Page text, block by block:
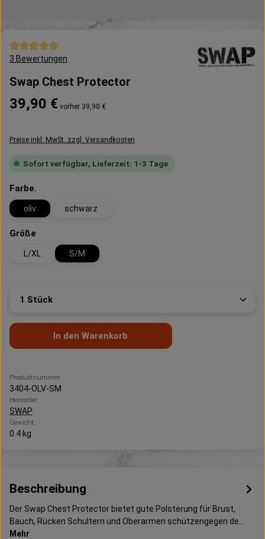
Durchschnittliche Bewertung von 5 von 5 Sternen
3 Bewertungen
Swap Chest Protector
Regulärer Preis:
39,90 € vorher 39,90 €
Preise inkl. MwSt. zzgl. Versandkosten
Sofort verfügbar, Lieferzeit: 1-3 Tage
Farbe.
oliv schwarz
Größe
L/XL S/M
Produkt Anzahl: Gib den gewünschten Wert ein
In den Warenkorb
Produktnummer:
3404-OLV-SM
Hersteller:
SWAP
Gewicht:
0.4 kg
Beschreibung
Der Swap Chest Protector bietet gute Polsterung für Brust,
Bauch, Rücken Schultern und Oberarmen schützengegen de…
Mehr